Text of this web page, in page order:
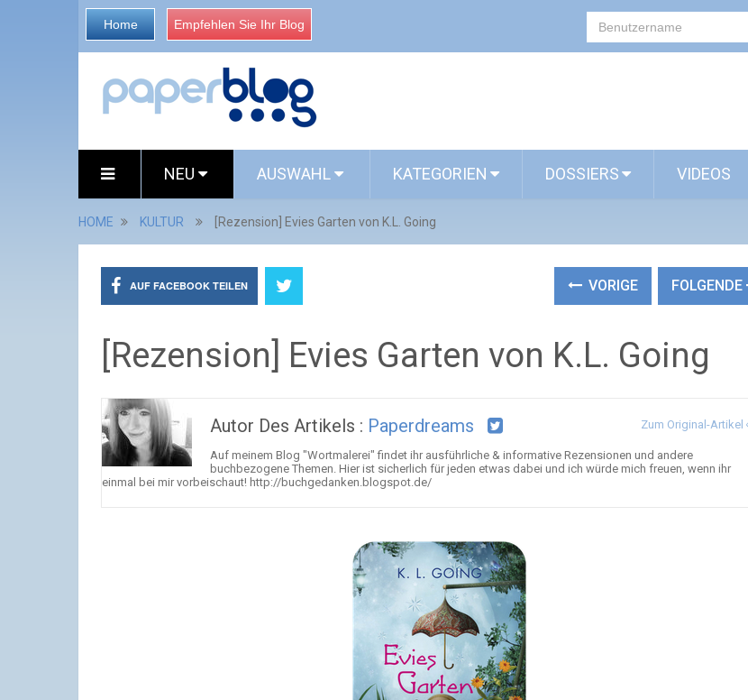
Home Empfehlen Sie Ihr Blog
NEU AUSWAHL KATEGORIEN DOSSIERS VIDEOS
HOME KULTUR [Rezension] Evies Garten von K.L. Going
AUF FACEBOOK TEILEN VORIGE FOLGENDE
[Rezension] Evies Garten von K.L. Going
Autor Des Artikels : Paperdreams Zum Original-Artikel
Auf meinem Blog "Wortmalerei" findet ihr ausführliche & informative Rezensionen und andere
buchbezogene Themen. Hier ist sicherlich für jeden etwas dabei und ich würde mich freuen, wenn ihr
einmal bei mir vorbeischaut! http://buchgedanken.blogspot.de/